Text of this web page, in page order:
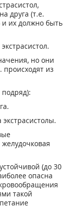
друга (т.е.
и их должно быть
но они
происходят из
подряд):
(до 30
опасна
такой